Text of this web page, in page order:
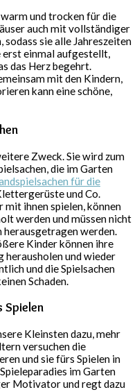
und trocken für die
auch mit vollständiger
sie alle Jahreszeiten
einmal aufgestellt,
das Herz begehrt.
mit den Kindern,
kann eine schöne,
Zweck. Sie wird zum
die im Garten
für die
und Co.
ihnen spielen, können
werden und müssen nicht
werden.
Kinder können ihre
herausholen und wieder
und die Spielsachen
Schaden.
Spielen
Kleinsten dazu, mehr
versuchen die
und sie fürs Spielen in
im Garten
Motivator und regt dazu